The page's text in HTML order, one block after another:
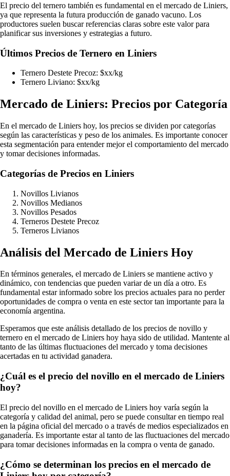
El precio del ternero también es fundamental en el mercado de Liniers,
ya que representa la futura producción de ganado vacuno. Los
productores suelen buscar referencias claras sobre este valor para
planificar sus inversiones y estrategias a futuro.
Últimos Precios de Ternero en Liniers
Ternero Destete Precoz: $xx/kg
Ternero Liviano: $xx/kg
Mercado de Liniers: Precios por Categoría
En el mercado de Liniers hoy, los precios se dividen por categorías
según las características y peso de los animales. Es importante conocer
esta segmentación para entender mejor el comportamiento del mercado
y tomar decisiones informadas.
Categorías de Precios en Liniers
Novillos Livianos
Novillos Medianos
Novillos Pesados
Terneros Destete Precoz
Terneros Livianos
Análisis del Mercado de Liniers Hoy
En términos generales, el mercado de Liniers se mantiene activo y
dinámico, con tendencias que pueden variar de un día a otro. Es
fundamental estar informado sobre los precios actuales para no perder
oportunidades de compra o venta en este sector tan importante para la
economía argentina.
Esperamos que este análisis detallado de los precios de novillo y
ternero en el mercado de Liniers hoy haya sido de utilidad. Mantente al
tanto de las últimas fluctuaciones del mercado y toma decisiones
acertadas en tu actividad ganadera.
¿Cuál es el precio del novillo en el mercado de Liniers
hoy?
El precio del novillo en el mercado de Liniers hoy varía según la
categoría y calidad del animal, pero se puede consultar en tiempo real
en la página oficial del mercado o a través de medios especializados en
ganadería. Es importante estar al tanto de las fluctuaciones del mercado
para tomar decisiones informadas en la compra o venta de ganado.
¿Cómo se determinan los precios en el mercado de